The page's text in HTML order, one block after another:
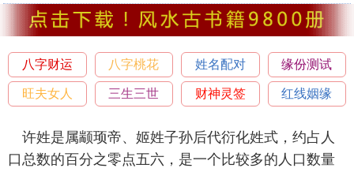
八字财运 八字桃花 姓名配对 缘份测试
旺夫女人 三生三世 财神灵签 红线姻缘
许姓是属颛顼帝、姬姓子孙后代衍化姓式，约占人
口总数的百分之零点五六，是一个比较多的人口数量